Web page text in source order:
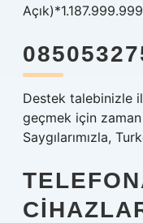
Destek talebinizle
geçmek için zaman
Saygılarımızla,